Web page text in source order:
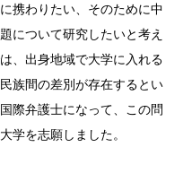
携わりたい、そのために中
について研究したいと考え
、出身地域で大学に入れる
族間の差別が存在するとい
際弁護士になって、この問
学を志願しました。